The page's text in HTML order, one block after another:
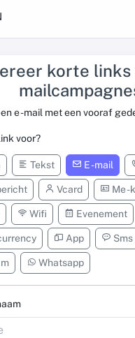
korte links
e -mail met een vooraf
voor?
Tekst E -mail
Vcard Me -
Wifi Evenement
App Sms
Whatsapp